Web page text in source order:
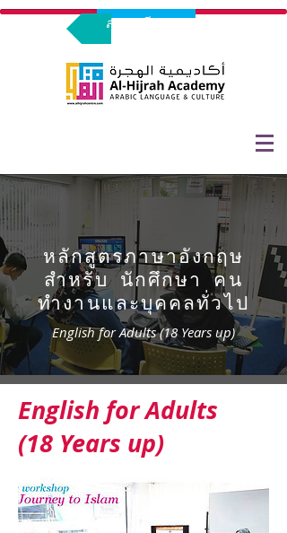
ลงทะเบียนทดลองร่วมเรียน
หลักสูตรภาษาอังกฤษ
สำหรับ นักศึกษา คน
ทำงานและบุคคลทั่วไป
English for Adults (18 Years up)
English for Adults
(18 Years up)